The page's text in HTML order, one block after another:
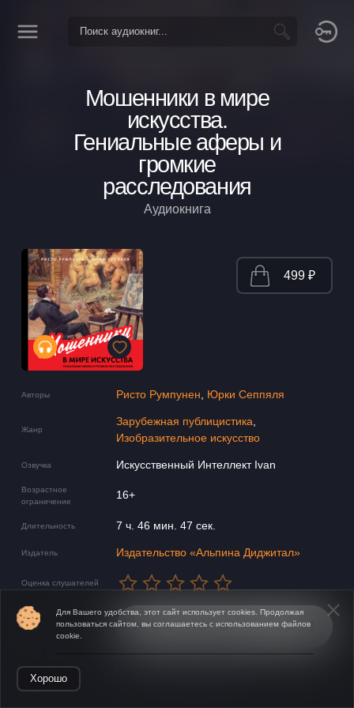
Мошенники в мире
искусства.
Гениальные аферы и
громкие
расследования
Аудиокнига
Авторы Ристо Румпунен Юрки Сеппяля
Жанр
Зарубежная публицистика
Изобразительное искусство
Озвучка Искусственный Интеллект Ivan
Возрастное
ограничение
16+
Длительность 7 ч. 46 мин. 47 сек.
Издатель Издательство «Альпина Диджитал»
Оценка слушателей
Звуковой фрагмент
499 ₽
Для Вашего удобства, этот сайт использует cookies. Продолжая
пользоваться сайтом, вы соглашаетесь с использованием файлов
cookie.
Хорошо